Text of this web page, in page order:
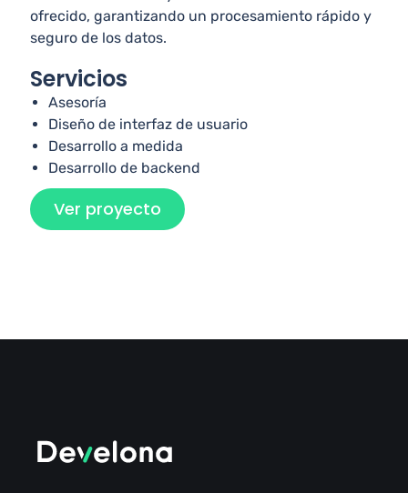
ofrecido, garantizando un procesamiento rápido y
seguro de los datos.
Servicios
Asesoría
Diseño de interfaz de usuario
Desarrollo a medida
Desarrollo de backend
Ver proyecto